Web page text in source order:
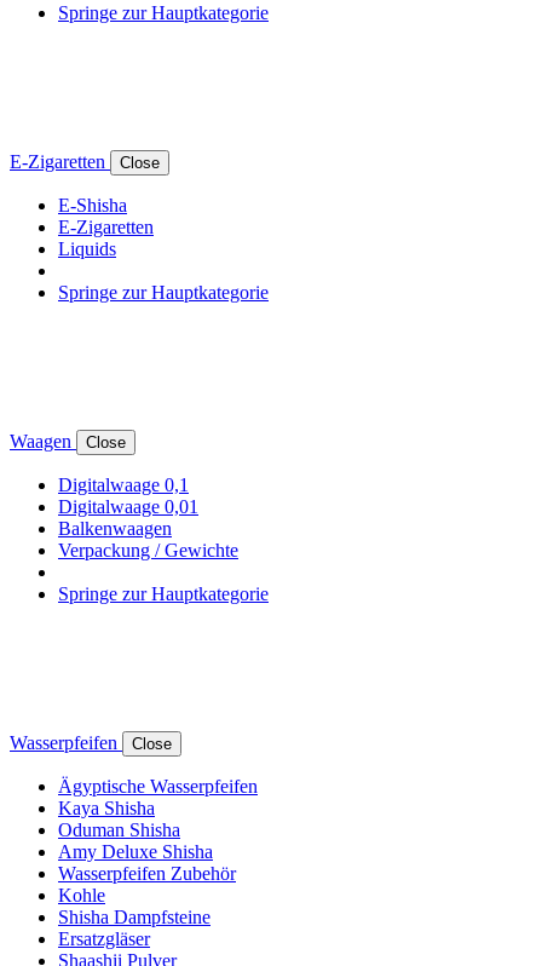
Springe zur Hauptkategorie
E-Zigaretten Close
E-Shisha
E-Zigaretten
Liquids
Springe zur Hauptkategorie
Waagen Close
Digitalwaage 0,1
Digitalwaage 0,01
Balkenwaagen
Verpackung / Gewichte
Springe zur Hauptkategorie
Wasserpfeifen Close
Ägyptische Wasserpfeifen
Kaya Shisha
Oduman Shisha
Amy Deluxe Shisha
Wasserpfeifen Zubehör
Kohle
Shisha Dampfsteine
Ersatzgläser
Shaashii Pulver